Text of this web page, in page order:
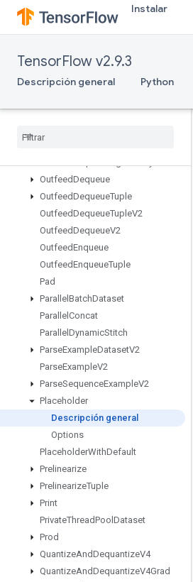
Instalar
TensorFlow v2.9.3
Descripción general Python
OnesLike
OptimizeDatasetV2
OrderedMapClear
OrderedMapIncompleteSize
OrderedMapSize
OutfeedDequeue
OutfeedDequeueTuple
OutfeedDequeueTupleV2
OutfeedDequeueV2
OutfeedEnqueue
OutfeedEnqueueTuple
Pad
Parallel BatchDataset
Parallel Concat
Parallel DynamicStitch
ParseExampleDatasetV2
ParseExampleV2
ParseSequenceExampleV2
Placeholder
Descripción general
Options
PlaceholderWithDefault
Prelinearize
PrelinearizeTuple
Print
PrivateThreadPool Dataset
Prod
QuantizeAndDequantizeV4
QuantizeAndDequantizeV4Grad